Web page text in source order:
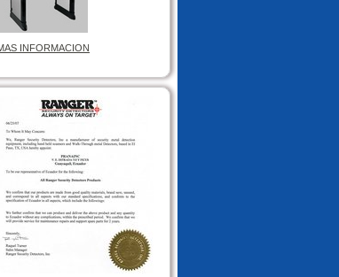
INFORMACION